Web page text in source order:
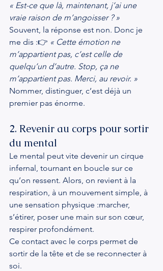
« Est-ce que là, maintenant, j’ai une
vraie raison de m’angoisser ? »
Souvent, la réponse est non. Donc je
me dis :👉 « Cette émotion ne
m’appartient pas, c’est celle de
quelqu’un d’autre. Stop, ça ne
m’appartient pas. Merci, au revoir. »
Nommer, distinguer, c’est déjà un
premier pas énorme.
2. Revenir au corps pour sortir
du mental
Le mental peut vite devenir un cirque
infernal, tournant en boucle sur ce
qu’on ressent. Alors, on revient à la
respiration, à un mouvement simple, à
une sensation physique :marcher,
s’étirer, poser une main sur son cœur,
respirer profondément.
Ce contact avec le corps permet de
sortir de la tête et de se reconnecter à
soi.